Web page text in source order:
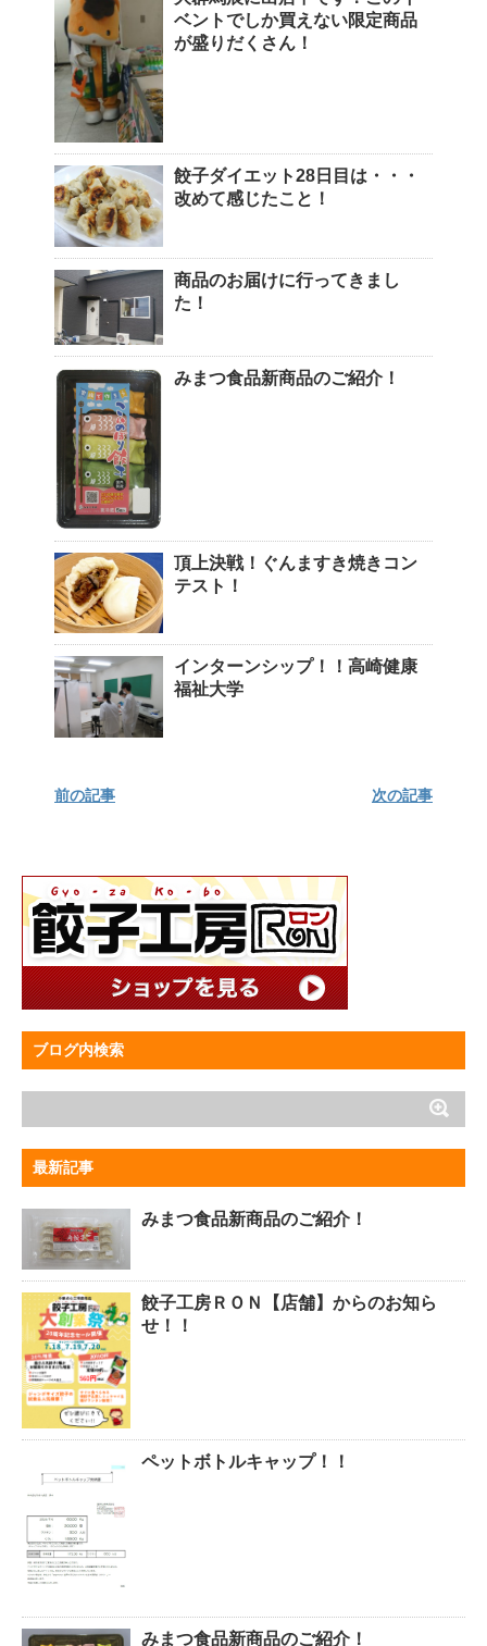
ベントでしか買えない限定商品
が盛りだくさん！
餃子ダイエット28日目は・・・
改めて感じたこと！
商品のお届けに行ってきまし
た！
みまつ食品新商品のご紹介！
頂上決戦！ぐんますき焼きコン
テスト！
インターンシップ！！高崎健康
福祉大学
前の記事 次の記事
ブログ内検索
最新記事
みまつ食品新商品のご紹介！
餃子工房ＲＯＮ【店舗】からのお知ら
せ！！
ペットボトルキャップ！！
みまつ食品新商品のご紹介！